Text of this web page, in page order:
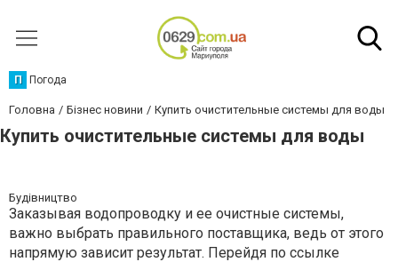
П Погода
Головна Бізнес новини Купить очистительные системы для воды
Купить очистительные системы для воды
Будівництво
Заказывая водопроводку и ее очистные системы,
важно выбрать правильного поставщика, ведь от этого
напрямую зависит результат. Перейдя по ссылке